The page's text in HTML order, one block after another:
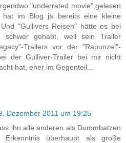
"underrated movie" gelesen
hat im Blog ja bereits eine kleine
"Gullivers Reisen" hätte es bei
schwer gehabt, weil sein Trailer
Trailers vor der "Rapunzel"-
der Gulliver-Trailer bei mir nicht
hat, eher im Gegenteil...
Dezember 2011 um 19:25
ihn alle anderen als Dummbatzen
überhaupt als große